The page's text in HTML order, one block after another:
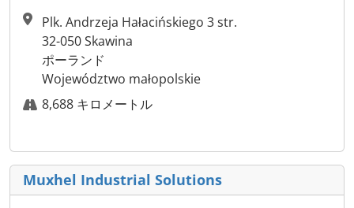
Plk. Andrzeja Hałacińskiego 3 str.
32-050 Skawina
ポーランド
Województwo małopolskie
8,688 キロメートル
Muxhel Industrial Solutions